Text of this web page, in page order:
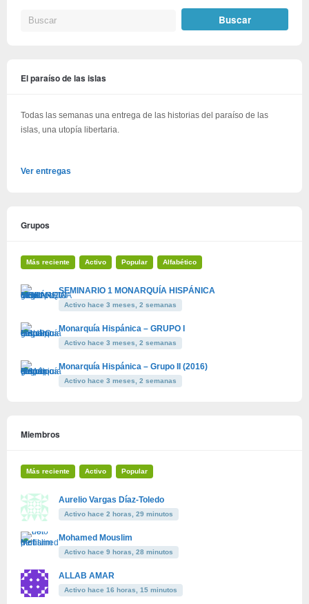
El paraíso de las islas
Todas las semanas una entrega de las historias del paraíso de las
islas, una utopía libertaria.
Ver entregas
Grupos
Más reciente Activo Popular Alfabético
SEMINARIO 1 MONARQUÍA HISPÁNICA
Activo hace 3 meses, 2 semanas
Monarquía Hispánica – GRUPO I
Activo hace 3 meses, 2 semanas
Monarquía Hispánica – Grupo II (2016)
Activo hace 3 meses, 2 semanas
Miembros
Más reciente Activo Popular
Aurelio Vargas Díaz-Toledo
Activo hace 2 horas, 29 minutos
Mohamed Mouslim
Activo hace 9 horas, 28 minutos
ALLAB AMAR
Activo hace 16 horas, 15 minutos